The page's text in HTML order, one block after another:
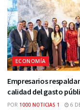
ECONOMÍA
Empresarios
calidad del gasto
POR 1000 NOTICIAS 1 6